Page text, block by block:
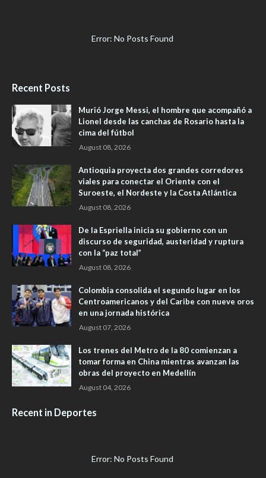
Error: No Posts Found
Recent Posts
Murió Jorge Messi, el hombre que acompañó a
Lionel desde las canchas de Rosario hasta la
cima del fútbol
August 08, 2026
Antioquia proyecta dos grandes corredores
viales para conectar el Oriente con el
Suroeste, el Nordeste y la Costa Atlántica
August 08, 2026
De la Espriella inicia su gobierno con un
discurso de seguridad, austeridad y ruptura
con la “paz total”
August 08, 2026
Colombia consolida el segundo lugar en los
Centroamericanos y del Caribe con nueve oros
en una jornada histórica
August 07, 2026
Los trenes del Metro de la 80 comienzan a
tomar forma en China mientras avanzan las
obras del proyecto en Medellín
August 04, 2026
Recent in Deportes
Error: No Posts Found